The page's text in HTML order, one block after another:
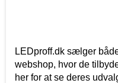
LEDproff.dk sælger
webshop, hvor de
her for at se deres